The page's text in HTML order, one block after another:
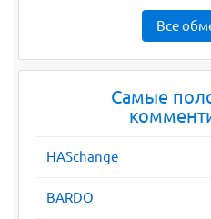
Все
Самые
HASchange
BARDO